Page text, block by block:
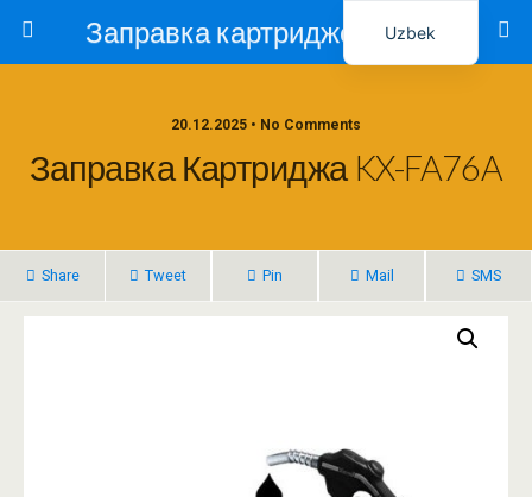
Заправка картриджей в Ташкенте – Тонер-Ресурс
20.12.2025 • No Comments
Заправка Картриджа KX-FA76A
Share Tweet Pin Mail SMS
Uzbek
Russian